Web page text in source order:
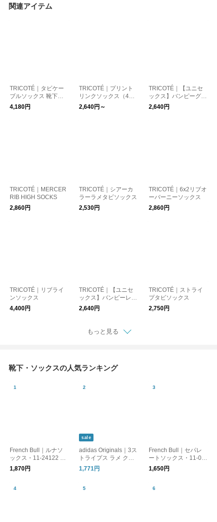
関連アイテム
TRICOTÉ｜タビケー
ブルソックス 靴下
（ウール混） 靴下
4,180円
TRICOTÉ｜プリント
リンクソックス（4
柄・2〜3サイズ展
開）
2,640円～
TRICOTÉ｜【ユニセ
ックス】バンピーグレ
インソックス
2,640円
TRICOTÉ｜MERCER
RIB HIGH SOCKS
2,860円
TRICOTÉ｜シアーカ
ラーラメタビソックス
2,530円
TRICOTÉ｜6x2リブオ
ーバーニーソックス
2,860円
TRICOTÉ｜リブライ
ンソックス
4,400円
TRICOTÉ｜【ユニセ
ックス】バンピーレー
スソックス
2,640円
TRICOTÉ｜ストライ
プタビソックス
2,750円
もっと見る
靴下・ソックスの人気ランキング
French Bull｜ルナソ
ックス・11-24122 リ
ネン
1,870円
sale
adidas Originals｜3ス
トライプス ラメ クル
ーソックス 靴下 2足セ
ット 3 STRIPES GLIT
PAIRS ka985
1,771円
French Bull｜セパレ
ートソックス・11-09
221
1,650円